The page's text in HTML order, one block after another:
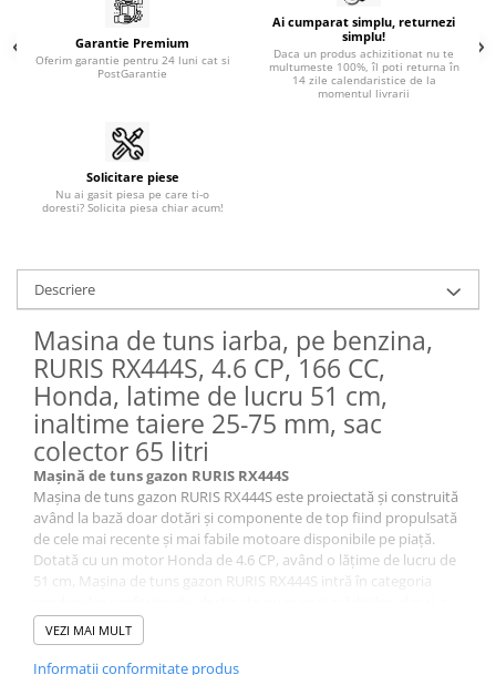
Piese aparat umplut carnati
Piese atomizoare
Piese compresor
Piese generatoare
Piese masini de tuns gazon
Piese motocoase 2T
Piese motocositoare
Piese motopompa
Piese pompe
Consumabile
Acumulator
Bujii
Consumabile drujbe
Consumabile motocoase
Rulmenti
Uleiuri
Garantie Premium
Oferim garantie pentru 24 luni cat si
PostGarantie
Ai cumparat simplu, returnezi
simplu!
Daca un produs achizitionat nu te
multumeste 100%, îl poti returna în
14 zile calendaristice de la
momentul livrarii
Solicitare piese
Nu ai gasit piesa pe care ti-o
doresti? Solicita piesa chiar acum!
Descriere
Masina de tuns iarba, pe benzina,
RURIS RX444S, 4.6 CP, 166 CC,
Honda, latime de lucru 51 cm,
inaltime taiere 25-75 mm, sac
colector 65 litri
Mașină de tuns gazon RURIS RX444S
Mașina de tuns gazon RURIS RX444S este proiectată și construită
având la bază doar dotări și componente de top fiind propulsată
de cele mai recente și mai fabile motoare disponibile pe piață.
Dotată cu un motor Honda de 4.6 CP, având o lățime de lucru de
51 cm, Mașina de tuns gazon RURIS RX444S intră în categoria
spațiilor verzi din zone industriale sau parcuri.
Funcții multiple
La Mașina de tuns gazon RURIS RX444S beneficiați de 5 funcții
VEZI MAI MULT
Informatii conformitate produs